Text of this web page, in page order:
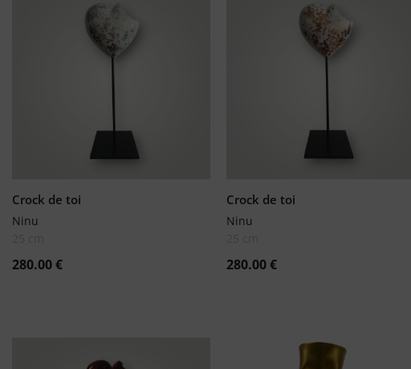
Crock de toi
Ninu
280.00€
Crock de toi
Ninu
280.00€